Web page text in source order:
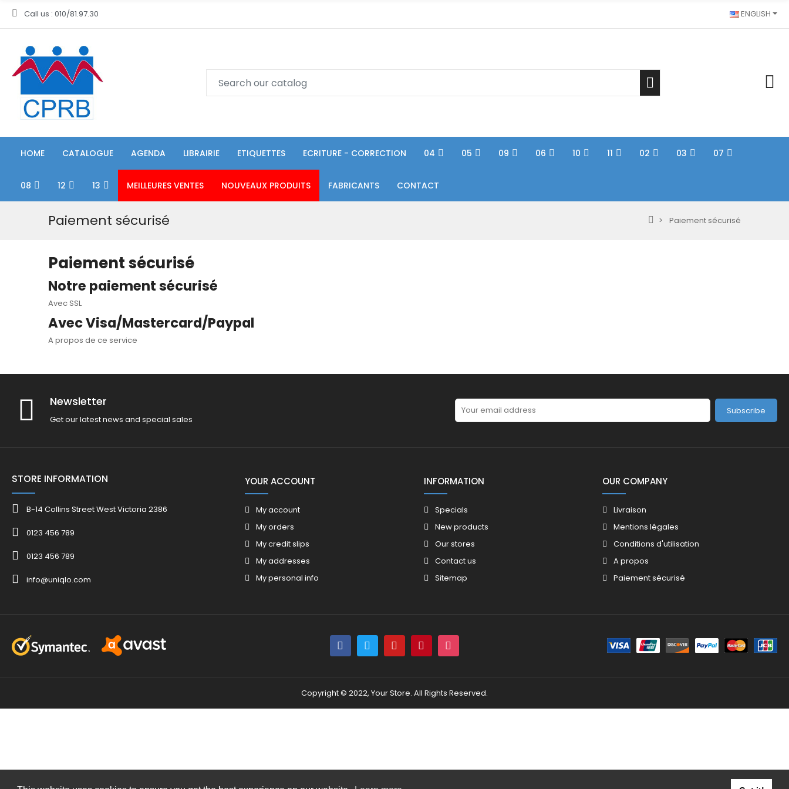
Call us : 010/81.97.30 ENGLISH
HOME CATALOGUE AGENDA LIBRAIRIE ETIQUETTES ECRITURE - CORRECTION 04 05 09 06 10 11 02 03 07
08 12 13 MEILLEURES VENTES NOUVEAUX PRODUITS FABRICANTS CONTACT
Paiement sécurisé Paiement sécurisé
Paiement sécurisé
Notre paiement sécurisé
Avec SSL
Avec Visa/Mastercard/Paypal
A propos de ce service
Newsletter
Get our latest news and special sales
Subscribe
STORE INFORMATION
B-14 Collins Street West Victoria 2386
0123 456 789
0123 456 789
info@uniqlo.com
YOUR ACCOUNT
My account
My orders
My credit slips
My addresses
My personal info
INFORMATION
Specials
New products
Our stores
Contact us
Sitemap
OUR COMPANY
Livraison
Mentions légales
Conditions d'utilisation
A propos
Paiement sécurisé
Copyright © 2022, Your Store. All Rights Reserved.